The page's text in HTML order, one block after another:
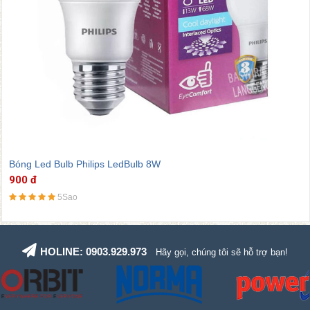
Bóng Led Bulb Philips LedBulb 8W
900 đ
5Sao
HOLINE: 0903.929.973 Hãy gọi, chúng tôi sẽ hỗ trợ bạn!